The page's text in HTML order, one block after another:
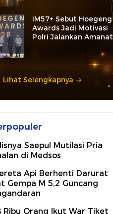
IM57+ Sebut Hoegeng
Awards Jadi Motivasi
Polri Jalankan Amanat
Lihat Selengkapnya
Saepul Mutilasi Pria
di Medsos
Api Berhenti Darurat
Gempa M 5,2 Guncang
Ribu Orang Ikut War Tiket